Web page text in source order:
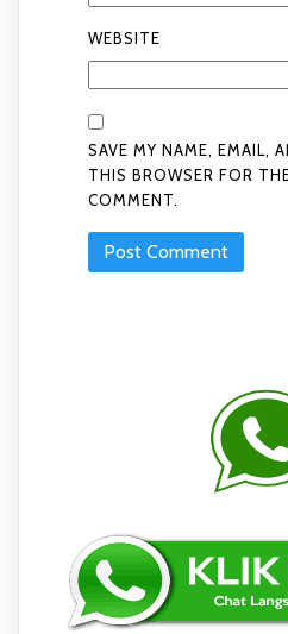
WEBSITE
SAVE MY NAME, EMAIL,
THIS BROWSER FOR
COMMENT.